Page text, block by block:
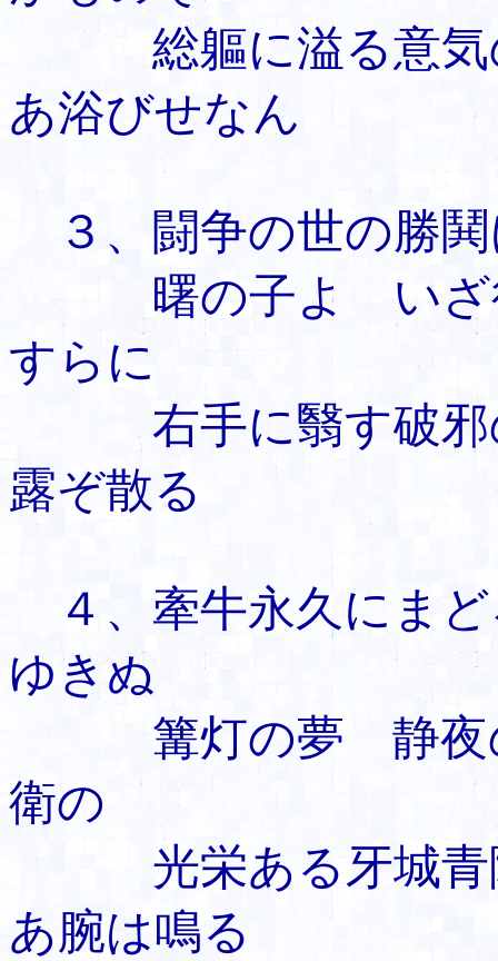
総軀に溢る意気
あ浴びせなん
３、闘争の世の
曙の子よ いざ
すらに
右手に翳す破
露ぞ散る
４、牽牛永久にま
ゆきぬ
篝灯の夢 静夜
衛の
光栄ある牙城
あ腕は鳴る